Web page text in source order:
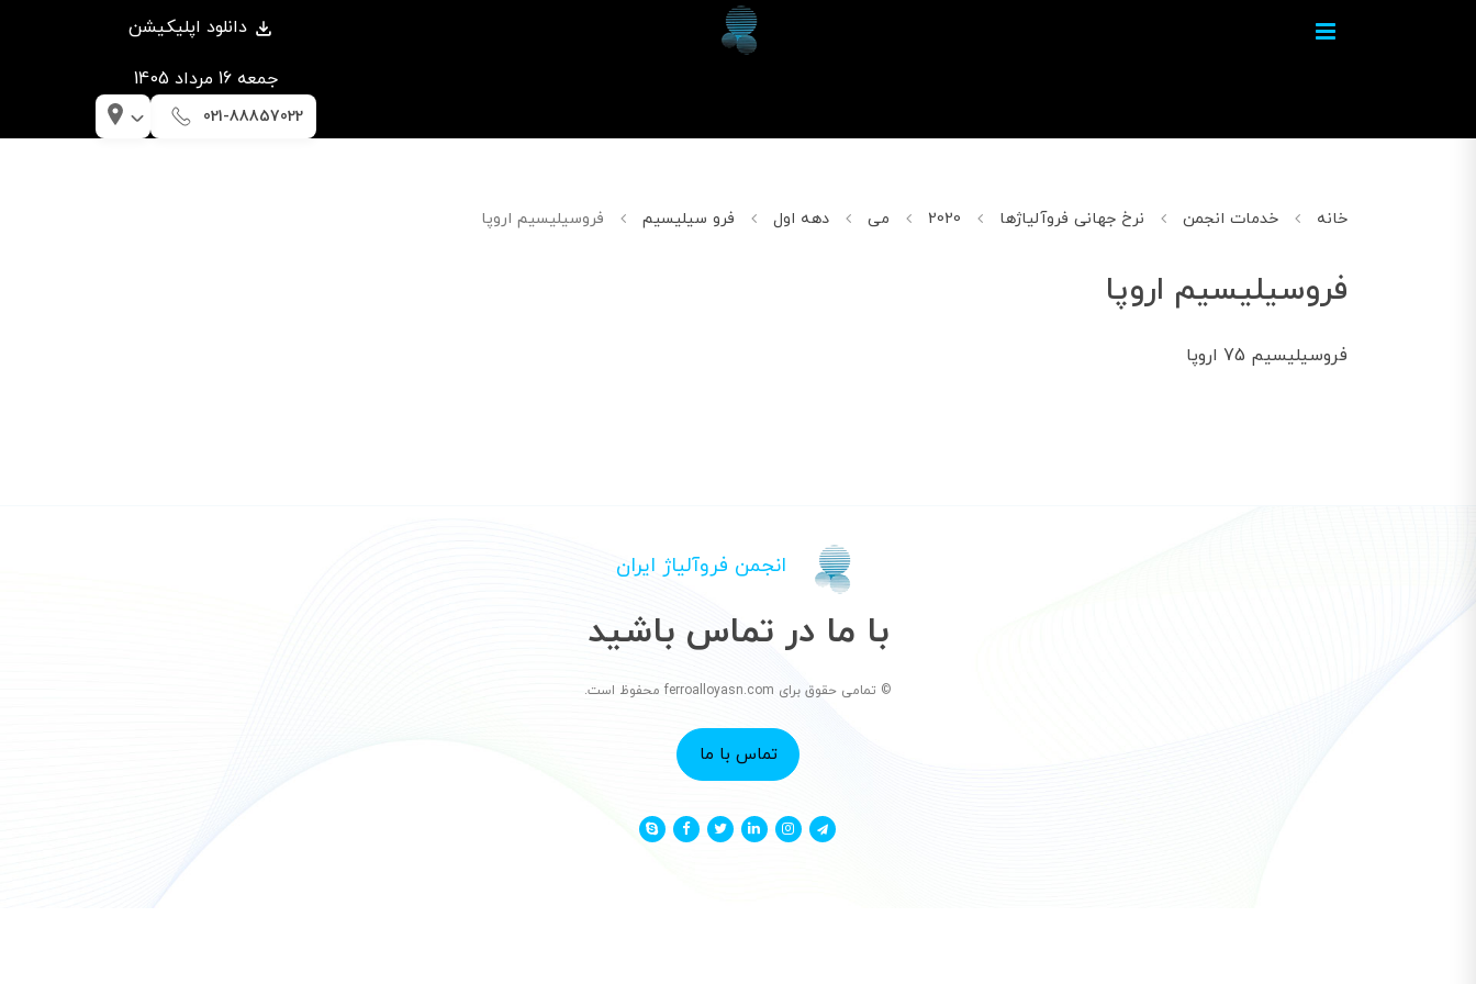
دانلود اپلیکیشن
جمعه 16 مرداد 1405
021-88857022
خانه خدمات انجمن نرخ جهانی فروآلیاژها 2020 می دهه اول فرو سیلیسیم فروسیلیسیم اروپا
فروسیلیسیم اروپا
فروسیلیسیم 75 اروپا
انجمن فروآلیاژ ایران
با ما در تماس باشید
© تمامی حقوق برای ferroalloyasn.com محفوظ است.
تماس با ما